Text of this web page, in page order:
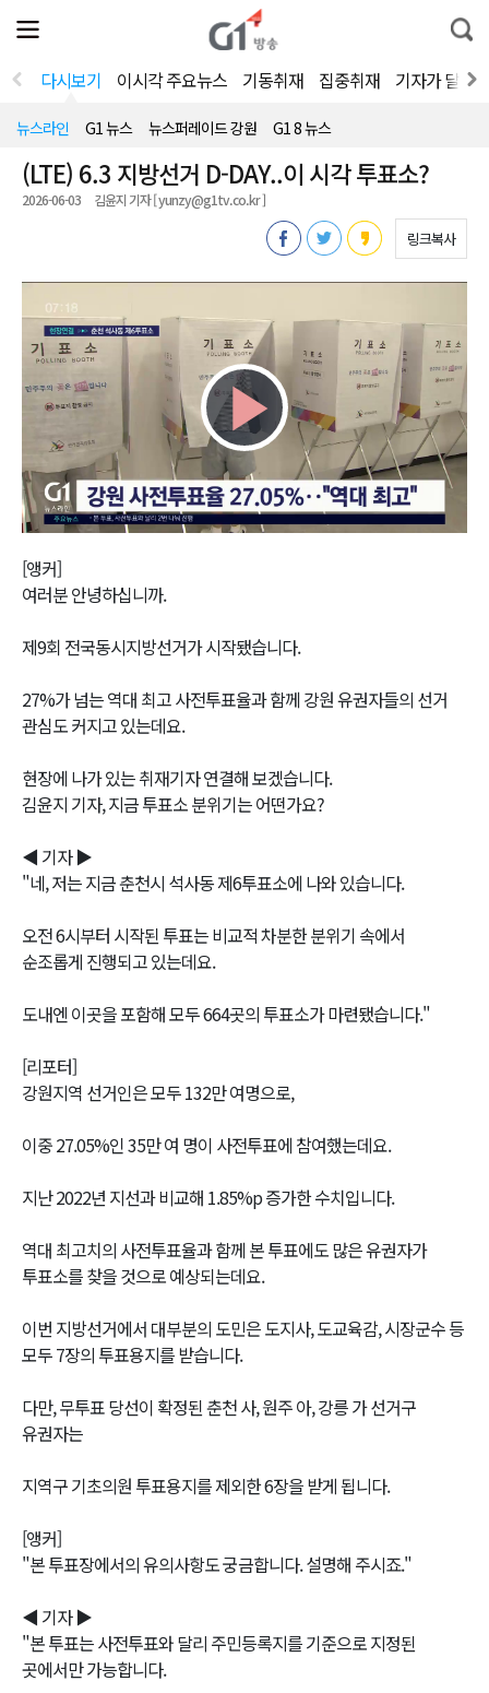
전
체
뉴
열
통
합
색
다시보기 이시각 주요뉴스 기동취재 집중취재 기자가 달려
뉴스라인 G1 뉴스 뉴스퍼레이드 강원 G1 8 뉴스
(LTE) 6.3 지방선거 D-DAY..이 시각 투표소?
2026-06-03 김윤지 기자 [ yunzy@g1tv.co.kr ]
링크복사
Play
Video
[앵커]
여러분 안녕하십니까.
제9회 전국동시지방선거가 시작됐습니다.
27%가 넘는 역대 최고 사전투표율과 함께 강원 유권자들의 선거
관심도 커지고 있는데요.
현장에 나가 있는 취재기자 연결해 보겠습니다.
김윤지 기자, 지금 투표소 분위기는 어떤가요?
◀ 기자 ▶
"네, 저는 지금 춘천시 석사동 제6투표소에 나와 있습니다.
오전 6시부터 시작된 투표는 비교적 차분한 분위기 속에서
순조롭게 진행되고 있는데요.
도내엔 이곳을 포함해 모두 664곳의 투표소가 마련됐습니다."
[리포터]
강원지역 선거인은 모두 132만 여명으로,
이중 27.05%인 35만 여 명이 사전투표에 참여했는데요.
지난 2022년 지선과 비교해 1.85%p 증가한 수치입니다.
역대 최고치의 사전투표율과 함께 본 투표에도 많은 유권자가
투표소를 찾을 것으로 예상되는데요.
이번 지방선거에서 대부분의 도민은 도지사, 도교육감, 시장군수 등
모두 7장의 투표용지를 받습니다.
다만, 무투표 당선이 확정된 춘천 사, 원주 아, 강릉 가 선거구
유권자는
지역구 기초의원 투표용지를 제외한 6장을 받게 됩니다.
[앵커]
"본 투표장에서의 유의사항도 궁금합니다. 설명해 주시죠."
◀ 기자 ▶
"본 투표는 사전투표와 달리 주민등록지를 기준으로 지정된
곳에서만 가능합니다.